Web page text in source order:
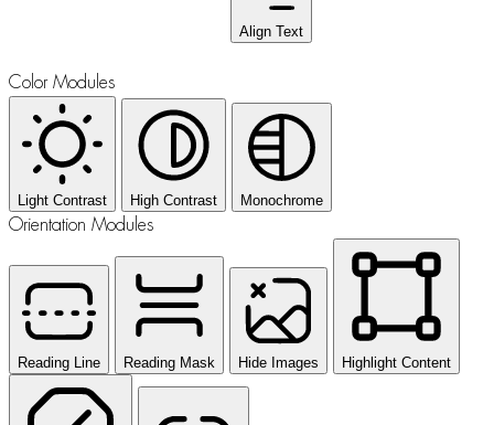
Align Text
Color Modules
Light Contrast High Contrast Monochrome
Orientation Modules
Reading Line Reading Mask Hide Images Highlight Content